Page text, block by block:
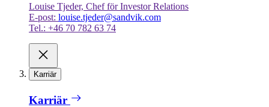
Louise Tjeder, Chef för Investor Relations
E-post: louise.tjeder@sandvik.com
Tel.: +46 70 782 63 74
Karriär
Karriär